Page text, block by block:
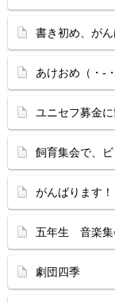
書き初め、がん
あけおめ（・‐
ユニセフ募金
飼育集会で、
がんばります！
五年生 音楽集
劇団四季